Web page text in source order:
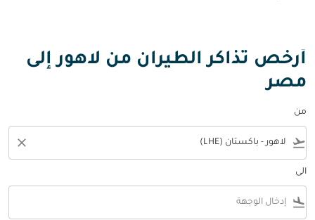
أرخص تذاكر الطيران من لاهور إلى
مصر
من
flight_takeoff
close
الى
flight_land